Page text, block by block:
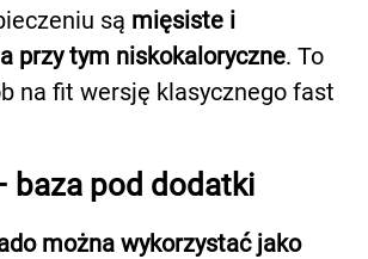
są mięsiste i
przy tym niskokaloryczne. To
na fit wersję klasycznego fast
baza pod dodatki
można wykorzystać jako